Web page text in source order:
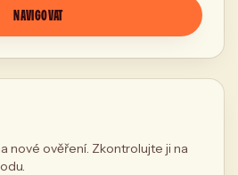
NAVIGOVAT
nové ověření. Zkontrolujte ji na